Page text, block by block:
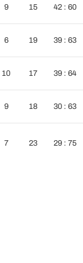
9 15 42 : 60
6 19 39 : 63
10 17 39 : 64
9 18 30 : 63
7 23 29 : 75